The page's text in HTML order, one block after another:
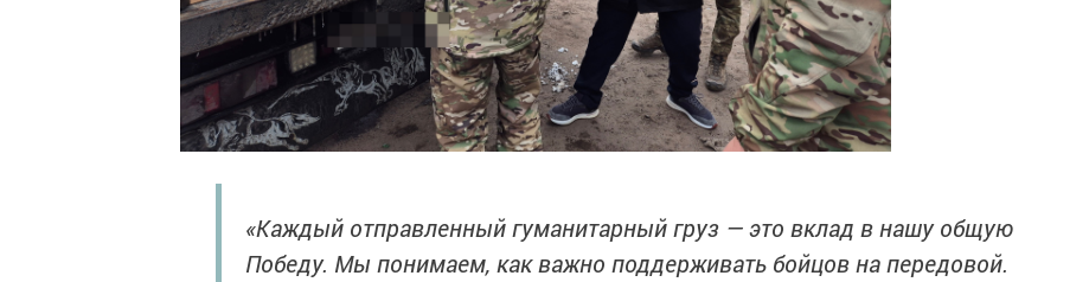
«Каждый отправленный гуманитарный груз — это вклад в нашу общую
Победу. Мы понимаем, как важно поддерживать бойцов на передовой.